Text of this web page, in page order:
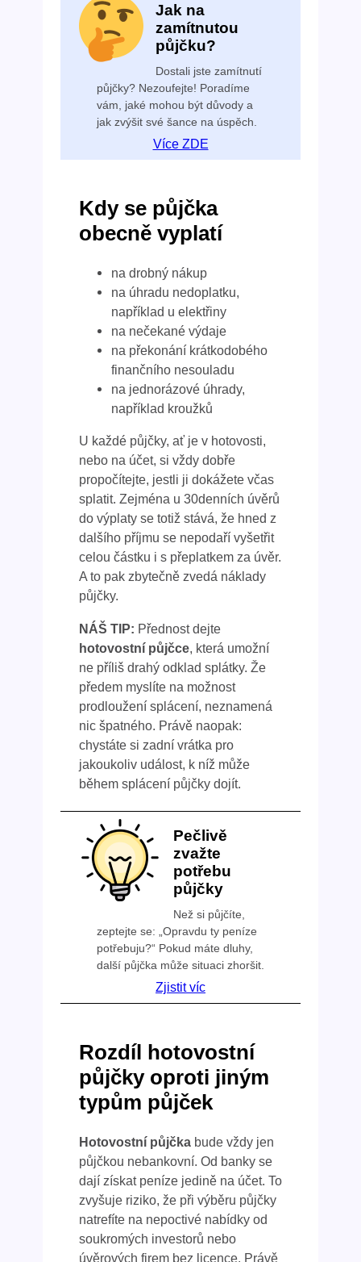
Jak na
zamítnutou
půjčku?
Dostali jste zamítnutí
půjčky? Nezoufejte! Poradíme
vám, jaké mohou být důvody a
jak zvýšit své šance na úspěch.
Více ZDE
Kdy se půjčka
obecně vyplatí
na drobný nákup
na úhradu nedoplatku,
například u elektřiny
na nečekané výdaje
na překonání krátkodobého
finančního nesouladu
na jednorázové úhrady,
například kroužků
U každé půjčky, ať je v hotovosti,
nebo na účet, si vždy dobře
propočítejte, jestli ji dokážete včas
splatit. Zejména u 30denních úvěrů
do výplaty se totiž stává, že hned z
dalšího příjmu se nepodaří vyšetřit
celou částku i s přeplatkem za úvěr.
A to pak zbytečně zvedá náklady
půjčky.
NÁŠ TIP: Přednost dejte
hotovostní půjčce, která umožní
ne příliš drahý odklad splátky. Že
předem myslíte na možnost
prodloužení splácení, neznamená
nic špatného. Právě naopak:
chystáte si zadní vrátka pro
jakoukoliv událost, k níž může
během splácení půjčky dojít.
Pečlivě
zvažte
potřebu
půjčky
Než si půjčíte,
zeptejte se: „Opravdu ty peníze
potřebuju?“ Pokud máte dluhy,
další půjčka může situaci zhoršit.
Zjistit víc
Rozdíl hotovostní
půjčky oproti jiným
typům půjček
Hotovostní půjčka bude vždy jen
půjčkou nebankovní. Od banky se
dají získat peníze jedině na účet. To
zvyšuje riziko, že při výběru půjčky
natrefíte na nepoctivé nabídky od
soukromých investorů nebo
úvěrových firem bez licence. Právě